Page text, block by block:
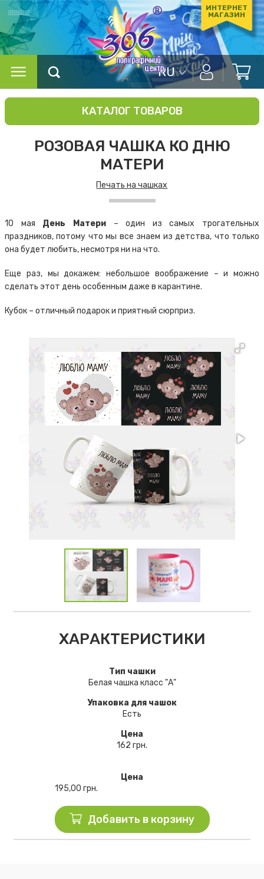
ИНТЕРНЕТ
МАГАЗИН
RU
КАТАЛОГ ТОВАРОВ
РОЗОВАЯ ЧАШКА КО ДНЮ
МАТЕРИ
Печать на чашках
10 мая День Матери– один из самых трогательных
праздников, потому что мы все знаем из детства, что только
она будет любить, несмотря ни на что.
Еще раз, мы докажем: небольшое воображение – и можно
сделать этот день особенным даже в карантине.
Кубок – отличный подарок и приятный сюрприз.
ХАРАКТЕРИСТИКИ
Тип чашки
Белая чашка класс "А"
Упаковка для чашок
Есть
Цена
162 грн.
Цена
195,00 грн.
Добавить в корзину